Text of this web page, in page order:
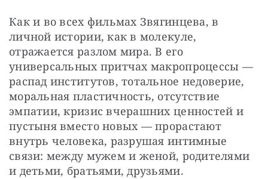
Как и во всех фильмах Звягинцева, в
личной истории, как в молекуле,
отражается разлом мира. В его
универсальных притчах макропроцессы —
распад институтов, тотальное недоверие,
моральная пластичность, отсутствие
эмпатии, кризис вчерашних ценностей и
пустыня вместо новых — прорастают
внутрь человека, разрушая интимные
связи: между мужем и женой, родителями
и детьми, братьями, друзьями.